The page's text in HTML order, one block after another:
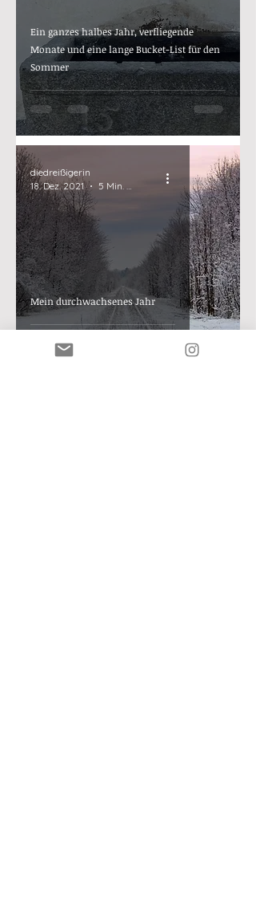
Ein ganzes halbes Jahr, verfliegende
Monate und eine lange Bucket-List für den
Sommer
Mein durchwachsenes Jahr
diedreißigerin
18. Dez. 2021
5 Min. Lesezeit